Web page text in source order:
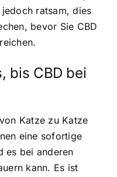
ratsam, dies
bevor Sie CBD
bis CBD bei
Katze zu Katze
eine sofortige
es bei anderen
kann. Es ist